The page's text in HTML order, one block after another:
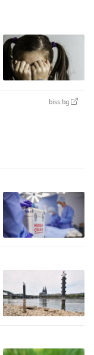
biss.bg